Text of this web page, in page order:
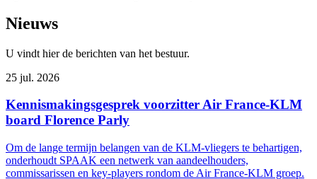
Nieuws
U vindt hier de berichten van het bestuur.
25 jul. 2026
Kennismakingsgesprek voorzitter Air France-KLM
board Florence Parly
Om de lange termijn belangen van de KLM-vliegers te behartigen,
onderhoudt SPAAK een netwerk van aandeelhouders,
commissarissen en key-players rondom de Air France-KLM groep.